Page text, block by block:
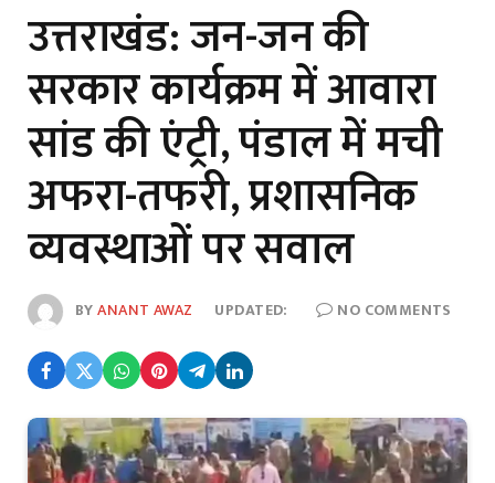
उत्तराखंड: जन-जन की
सरकार कार्यक्रम में आवारा
सांड की एंट्री, पंडाल में मची
अफरा-तफरी, प्रशासनिक
व्यवस्थाओं पर सवाल
BYANANT AWAZ UPDATED: NO COMMENTS